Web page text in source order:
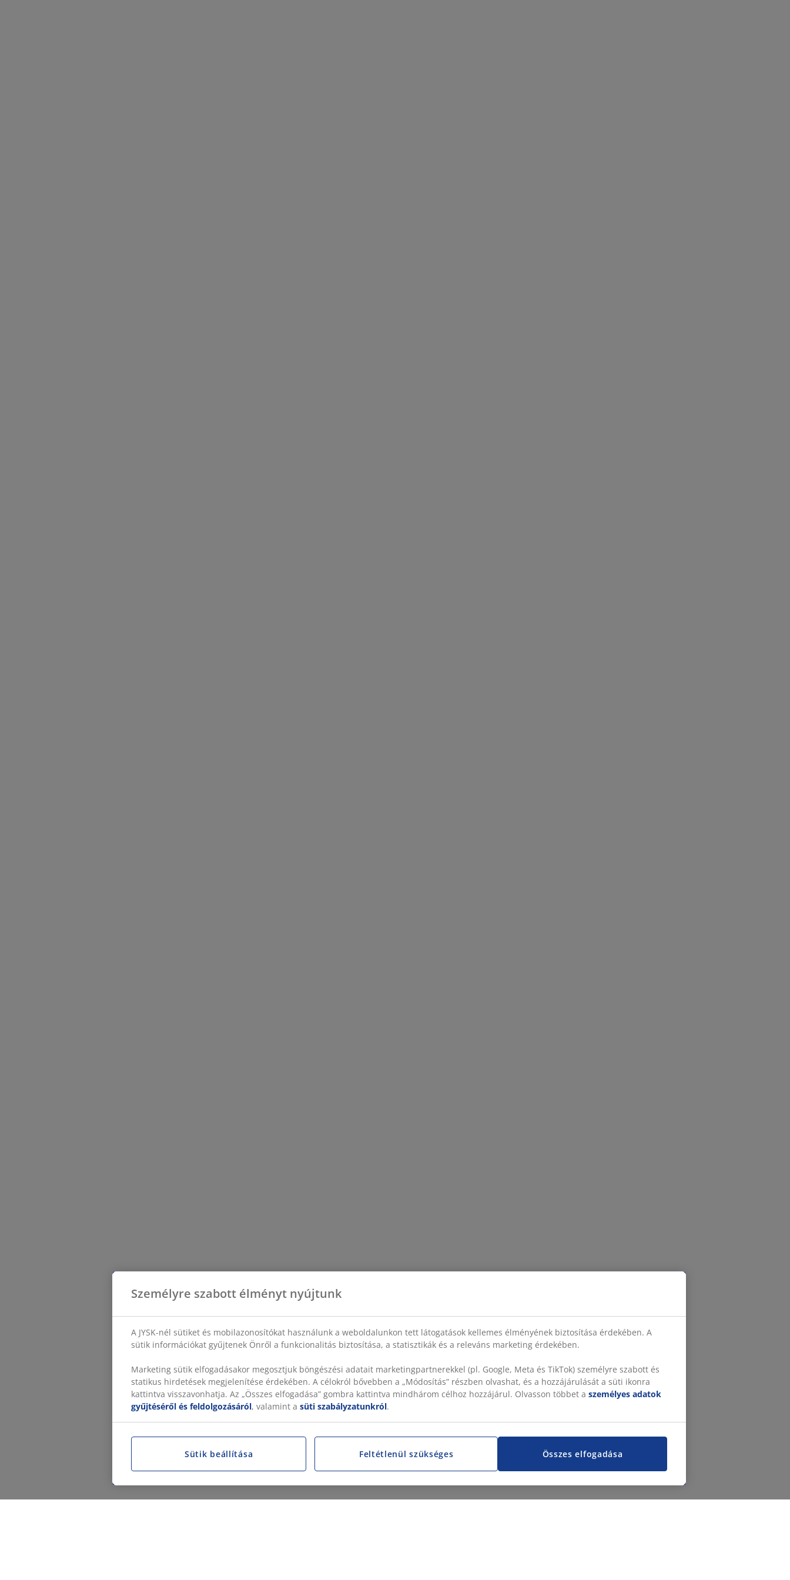
Személyre szabott élményt nyújtunk
A JYSK-nél sütiket és mobilazonosítókat használunk a weboldalunkon tett látogatások kellemes élményének biztosítása érdekében. A
sütik információkat gyűjtenek Önről a funkcionalitás biztosítása, a statisztikák és a releváns marketing érdekében.
Marketing sütik elfogadásakor megosztjuk böngészési adatait marketingpartnerekkel (pl. Google, Meta és TikTok) személyre szabott és
statikus hirdetések megjelenítése érdekében. A célokról bővebben a „Módosítás” részben olvashat, és a hozzájárulását a süti ikonra
kattintva visszavonhatja. Az „Összes elfogadása” gombra kattintva mindhárom célhoz hozzájárul. Olvasson többet a személyes adatok
gyűjtéséről és feldolgozásáról, valamint a süti szabályzatunkról.
Összes elfogadása
Sütik beállítása Feltétlenül szükséges